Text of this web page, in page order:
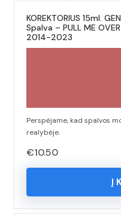
KOREKTORIUS 15ml.
Spalva – PULL ME
2014-2023
Perspėjame, kad spalvos
realybėje.
€10.50
Į